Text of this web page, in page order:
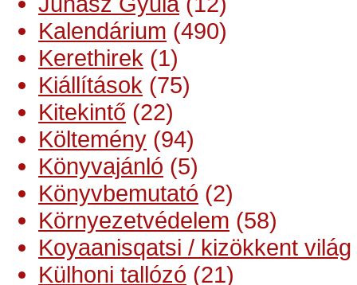
Kalendárium (490)
Kerethirek (1)
Kiállítások (75)
Kitekintő (22)
Költemény (94)
Könyvajánló (5)
Könyvbemutató (2)
Környezetvédelem (58)
Koyaanisqatsi / kizökkent világ
Külhoni tallózó (21)